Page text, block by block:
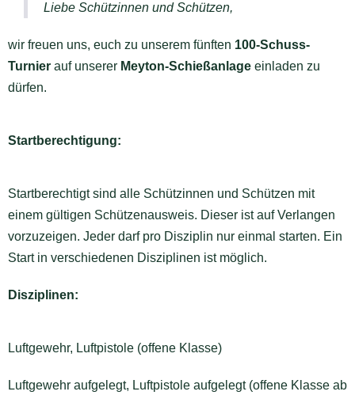
Liebe Schützinnen und Schützen,
wir freuen uns, euch zu unserem fünften 100-Schuss-
Turnier auf unserer Meyton-Schießanlage einladen zu
dürfen.
Startberechtigung:
Startberechtigt sind alle Schützinnen und Schützen mit
einem gültigen Schützenausweis. Dieser ist auf Verlangen
vorzuzeigen. Jeder darf pro Disziplin nur einmal starten. Ein
Start in verschiedenen Disziplinen ist möglich.
Disziplinen:
Luftgewehr, Luftpistole (offene Klasse)
Luftgewehr aufgelegt, Luftpistole aufgelegt (offene Klasse ab